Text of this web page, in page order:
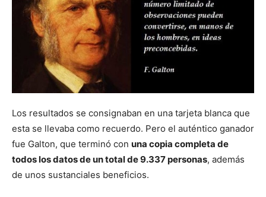
Los resultados se consignaban en una tarjeta blanca que
esta se llevaba como recuerdo. Pero el auténtico ganador
fue Galton, que terminó con una copia completa de
todos los datos de un total de 9.337 personas, además
de unos sustanciales beneficios.